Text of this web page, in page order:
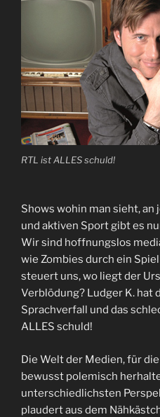
RTL ist ALLES schuld!
Shows wohin man sieht, an
und aktiven Sport gibt es
Wir sind hoffnungslos
wie Zombies durch ein
steuert uns, wo liegt der
Verblödung? Ludger K. hat
Sprachverfall und das
ALLES schuld!
Die Welt der Medien, für
bewusst polemisch
unterschiedlichsten
plaudert aus dem